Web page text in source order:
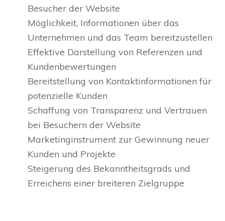
Besucher der Website
Möglichkeit, Informationen über das
Unternehmen und das Team bereitzustellen
Effektive Darstellung von Referenzen und
Kundenbewertungen
Bereitstellung von Kontaktinformationen für
potenzielle Kunden
Schaffung von Transparenz und Vertrauen
bei Besuchern der Website
Marketinginstrument zur Gewinnung neuer
Kunden und Projekte
Steigerung des Bekanntheitsgrads und
Erreichens einer breiteren Zielgruppe